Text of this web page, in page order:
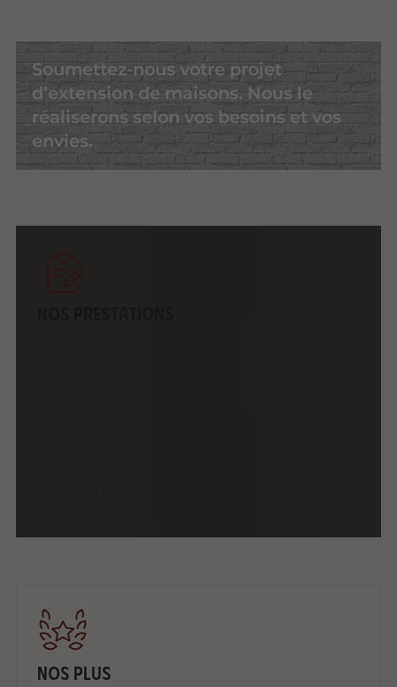
Soumettez-nous votre projet
d’extension de maisons. Nous le
réaliserons selon vos besoins et vos
envies.
Nos plus